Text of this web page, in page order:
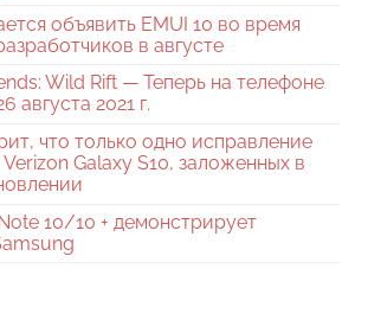
объявить EMUI 10 во время
в августе
Wild Rift — Теперь на телефоне
августа 2021 г.
что только одно исправление
Galaxy S10, заложенных в
10/10 + демонстрирует